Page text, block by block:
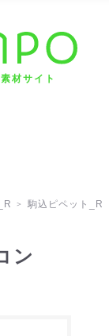
材サイト
駒込ピペット_R
ン